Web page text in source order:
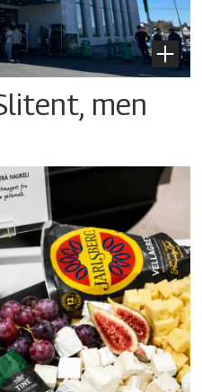
men